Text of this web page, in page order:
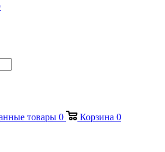
товары 0 Корзина 0